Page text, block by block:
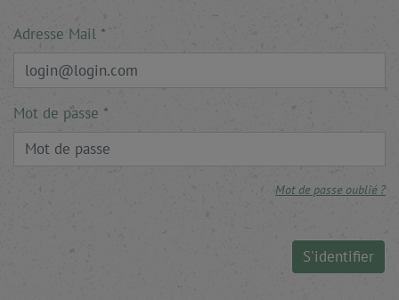
Adresse Mail
Mot de passe
Mot de passe oublié ?
S'identifier